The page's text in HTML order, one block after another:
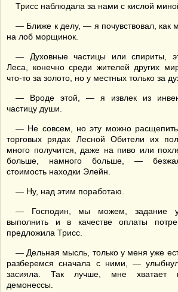
Трисс наблюдала за нами с кислой
— Ближе к делу, — я почувствовал, как
на лоб морщинок.
— Духовные частицы или спириты,
Леса, конечно среди жителей других
что-то за золото, но у местных только за
— Вроде этой, — я извлек из
частицу души.
— Не совсем, но эту можно
торговых рядах Лесной Обители их
много получится, даже на пиво или
больше, намного больше, —
стоимость находки Элейн.
— Ну, над этим поработаю.
— Господин, мы можем, задание у
выполнить и в качестве оплаты
предложила Трисс.
— Дельная мысль, только у меня уже
разберемся сначала с ними, —
засияла. Так лучше, мне хватает
демонессы.